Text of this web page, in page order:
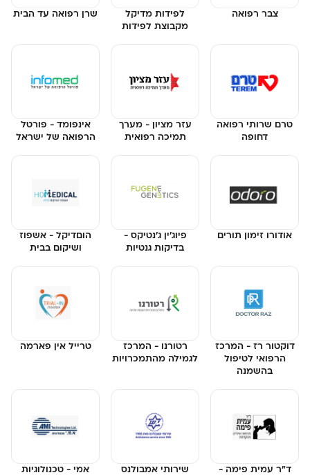
צבר רפואה
לפידות מדיקל
מקבוצת לפידות
שרן רפואה עד הבית
טרם שרותי רפואה
דחופה
עזר מציון - מערך
תמיכה רפואית
אינפומד - פורטל
הרפואה של ישראל
אודורו זימון תורים
פיוג'ין ג'נטיקס -
בדיקות גנטיות
הוםדיקל - אשפוז
ושיקום בבית
דוקטור רז - המרכז
הרפואי לטיפול
בהשמנה
רטורנו - המרכז
לגמילה מהתמכרויות
טרייל אין פארמה
ד"ר עמית פימה -
שירותי אמבולנס
אמי - טכנולוגיות